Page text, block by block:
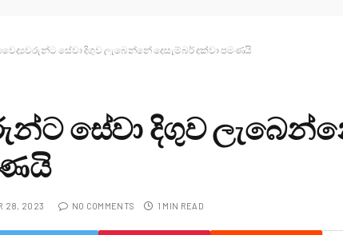
සේවා දිගුව ලැබෙන්නේ දෙසැම්බර් දක්වා පමණයි
සේවා දිගුව
28, 2023 NO COMMENTS 1 MIN READ